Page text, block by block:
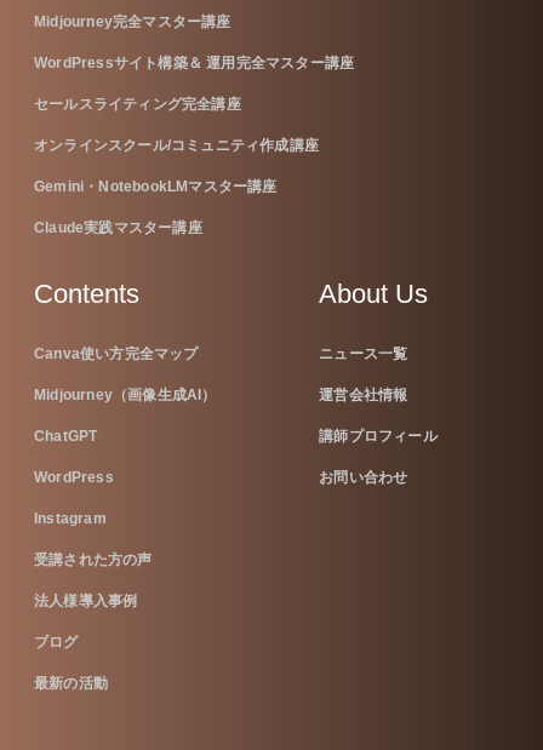
Midjourney完全マスター講座
WordPressサイト構築＆ 運用完全マスター講座
セールスライティング完全講座
オンラインスクール/コミュニティ作成講座
Gemini・NotebookLMマスター講座
Claude実践マスター講座
Contents
Canva使い方完全マップ
Midjourney（画像生成AI）
ChatGPT
WordPress
Instagram
受講された方の声
法人様導入事例
ブログ
最新の活動
About Us
ニュース一覧
運営会社情報
講師プロフィール
お問い合わせ